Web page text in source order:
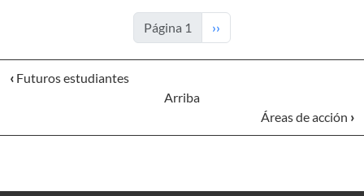
Página 1 Siguiente página
››
‹ Futuros estudiantes
Arriba
Áreas de acción ›